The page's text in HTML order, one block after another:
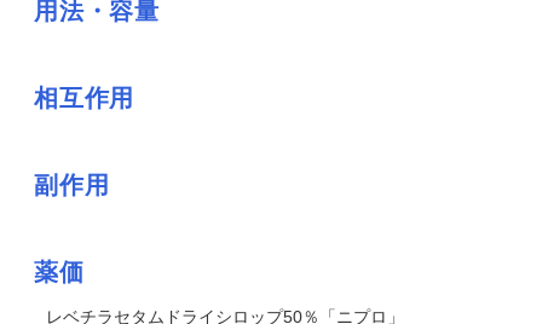
用法・容量
相互作用
副作用
薬価
レベチラセタムドライシロップ50％「ニプロ」